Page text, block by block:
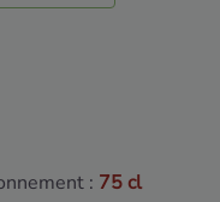
: 75 cl